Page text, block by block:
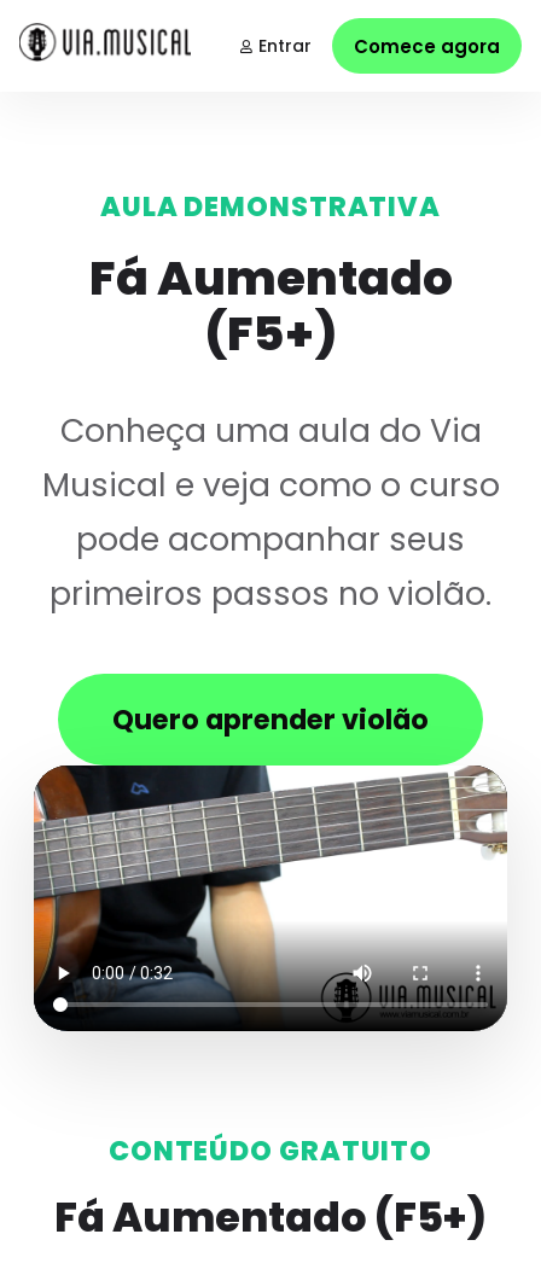
Entrar Comece agora
AULA DEMONSTRATIVA
Fá Aumentado
(F5+)
Conheça uma aula do Via
Musical e veja como o curso
pode acompanhar seus
primeiros passos no violão.
Quero aprender violão
CONTEÚDO GRATUITO
Fá Aumentado (F5+)